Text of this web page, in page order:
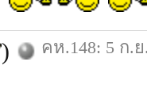
) คห.148: 5 ก.ย